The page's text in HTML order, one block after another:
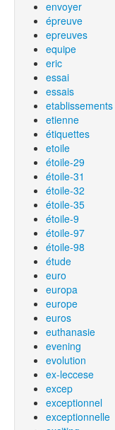
envoyer
épreuve
epreuves
equipe
eric
essai
essais
etablissements
etienne
étiquettes
etoile
étoile-29
étoile-31
étoile-32
étoile-35
étoile-9
étoile-97
étoile-98
étude
euro
europa
europe
euros
euthanasie
evening
evolution
ex-leccese
excep
exceptionnel
exceptionnelle